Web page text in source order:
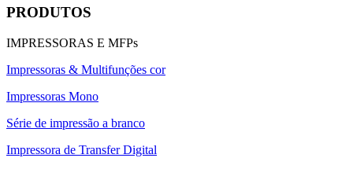
PRODUTOS
IMPRESSORAS E MFPs
Impressoras & Multifunções cor
Impressoras Mono
Série de impressão a branco
Impressora de Transfer Digital